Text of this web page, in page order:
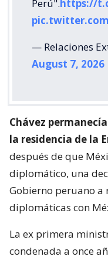
Perú".https://
— Relaciones
August 7, 2026
Chávez
la residencia de la
después de que
diplomático, una
Gobierno peruano a
diplomáticas con
La ex primera
condenada a once